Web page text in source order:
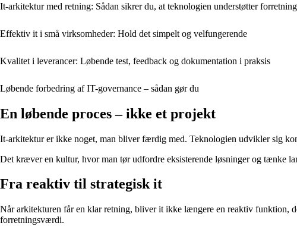
It-arkitektur med retning: Sådan sikrer du, at teknologien understøtter
Effektiv it i små virksomheder: Hold det simpelt og velfungerende
Kvalitet i leverancer: Løbende test, feedback og dokumentation i praksis
Løbende forbedring af IT-governance – sådan gør du
En løbende proces – ikke et projekt
It-arkitektur er ikke noget, man bliver færdig med. Teknologien udvikler sig
Det kræver en kultur, hvor man tør udfordre eksisterende løsninger og tænke
Fra reaktiv til strategisk it
Når arkitekturen får en klar retning, bliver it ikke længere en reaktiv funktion,
forretningsværdi.